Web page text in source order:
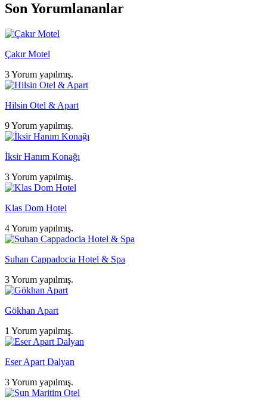
Son Yorumlananlar
Çakır Motel
3 Yorum yapılmış.
Hilsin Otel & Apart
9 Yorum yapılmış.
İksir Hanım Konağı
3 Yorum yapılmış.
Klas Dom Hotel
4 Yorum yapılmış.
Suhan Cappadocia Hotel & Spa
3 Yorum yapılmış.
Gökhan Apart
1 Yorum yapılmış.
Eser Apart Dalyan
3 Yorum yapılmış.